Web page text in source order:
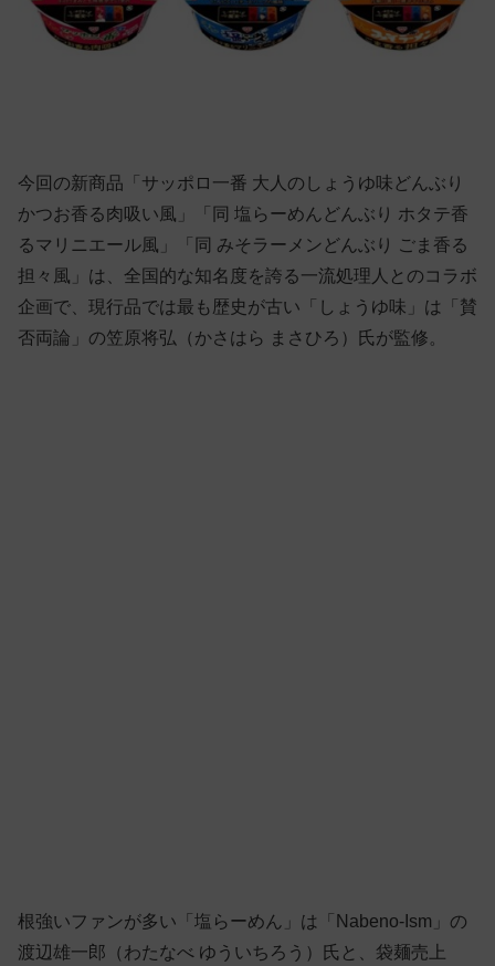
今回の新商品「サッポロ一番 大人のしょうゆ味どんぶり
かつお香る肉吸い風」「同 塩らーめんどんぶり ホタテ香
るマリニエール風」「同 みそラーメンどんぶり ごま香る
担々風」は、全国的な知名度を誇る一流処理人とのコラボ
企画で、現行品では最も歴史が古い「しょうゆ味」は「賛
否両論」の笠原将弘（かさはら まさひろ）氏が監修。
根強いファンが多い「塩らーめん」は「Nabeno-Ism」の
渡辺雄一郎（わたなべ ゆういちろう）氏と、袋麺売上